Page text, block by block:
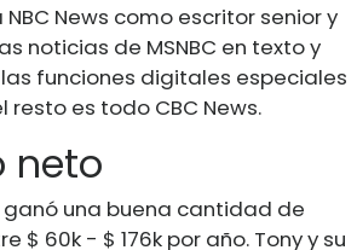
News como escritor senior y
noticias de MSNBC en texto y
funciones digitales especiales
resto es todo CBC News.
neto
ganó una buena cantidad de
$ 60k - $ 176k por año. Tony y su